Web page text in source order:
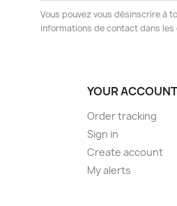
Vous pouvez vous désinscrire à
informations de contact dans
YOUR ACCOUNT
Order tracking
Sign in
Create account
My alerts